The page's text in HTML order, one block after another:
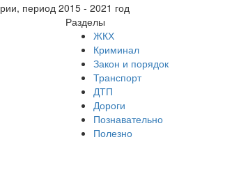
период 2015 - 2021 год
Разделы
ЖКХ
Криминал
Закон и порядок
Транспорт
ДТП
Дороги
Познавательно
Полезно